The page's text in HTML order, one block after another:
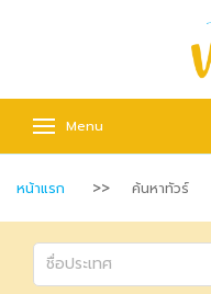
Menu
หน้าแรก ค้นหาทัวร์